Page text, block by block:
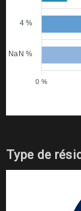
4 %
NaN %
0 %
Type de